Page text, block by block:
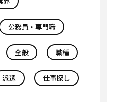
公務員・専門職
全般 職種
派遣 仕事探し